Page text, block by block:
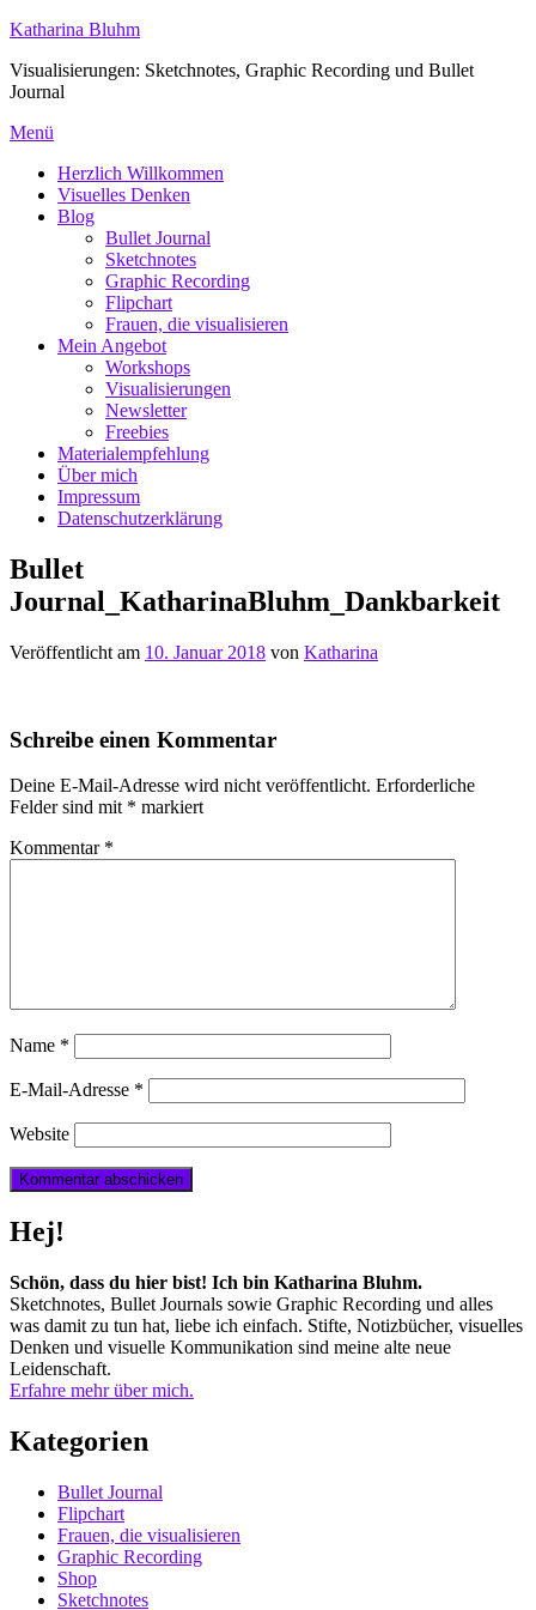
Zum
springen
Katharina Bluhm
Visualisierungen: Sketchnotes, Graphic Recording und Bullet
Journal
Menü
Herzlich Willkommen
Visuelles Denken
Blog
Bullet Journal
Sketchnotes
Graphic Recording
Flipchart
Frauen, die visualisieren
Mein Angebot
Workshops
Visualisierungen
Newsletter
Freebies
Materialempfehlung
Über mich
Impressum
Datenschutzerklärung
Bullet
Journal_KatharinaBluhm_Dankbarkeit
Veröffentlicht am 10. Januar 2018 von Katharina
Schreibe einen Kommentar
Deine E-Mail-Adresse wird nicht veröffentlicht. Erforderliche
Felder sind mit * markiert
Kommentar *
Name *
E-Mail-Adresse *
Website
Hej!
Schön, dass du hier bist! Ich bin Katharina Bluhm.
Sketchnotes, Bullet Journals sowie Graphic Recording und alles
was damit zu tun hat, liebe ich einfach. Stifte, Notizbücher, visuelles
Denken und visuelle Kommunikation sind meine alte neue
Leidenschaft.
Erfahre mehr über mich.
Kategorien
Bullet Journal
Flipchart
Frauen, die visualisieren
Graphic Recording
Shop
Sketchnotes